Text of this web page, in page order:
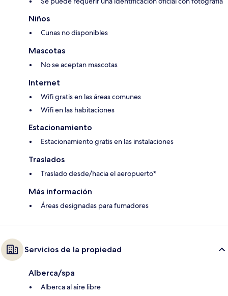
Niños
Cunas no disponibles
Mascotas
No se aceptan mascotas
Internet
Wifi gratis en las áreas comunes
Wifi en las habitaciones
Estacionamiento
Estacionamiento gratis en las instalaciones
Traslados
Traslado desde/hacia el aeropuerto*
Más información
Áreas designadas para fumadores
Servicios de la propiedad
Alberca/spa
Alberca al aire libre